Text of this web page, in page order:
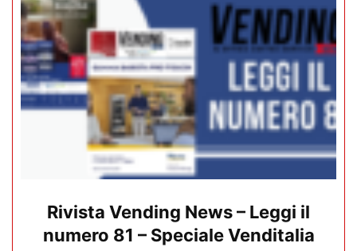
Rivista Vending News – Leggi il
numero 81 – Speciale Venditalia